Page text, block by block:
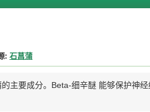
: 石菖蒲
主要成分。Beta-细辛醚 能够保护